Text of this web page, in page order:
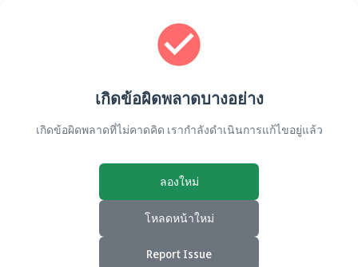
เกิดข้อผิดพลาดบางอย่าง
เกิดข้อผิดพลาดที่ไม่คาดคิด เรากำลังดำเนินการแก้ไขอยู่แล้ว
ลองใหม่
โหลดหน้าใหม่
Report Issue